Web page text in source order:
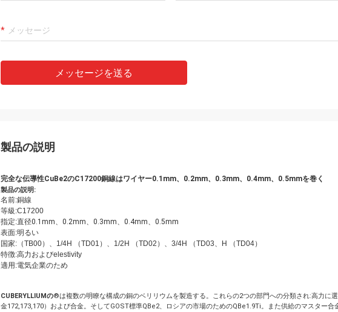
メッセージを送る
製品の説明
完全な伝導性CuBe2のC17200銅線はワイヤー0.1mm、0.2mm、0.3mm、0.4mm、0.5mmを巻く
製品の説明:
名前:銅線
等級:C17200
指定:直径0.1mm、0.2mm、0.3mm、0.4mm、0.5mm
表面:明るい
国家:（TB00）、1/4H （TD01）、1/2H （TD02）、3/4H （TD03、H （TD04）
特徴:高力およびelestivity
適用:電気企業のため
CUBERYLLIUMの®は複数の明瞭な構成の銅のベリリウムを製造する。これらの2つの部門への分類され:高力に
金172,173,170）および合金。そしてGOST標準QBe2、ロシアの市場のためのQBe1.9Ti。また供給のマスター